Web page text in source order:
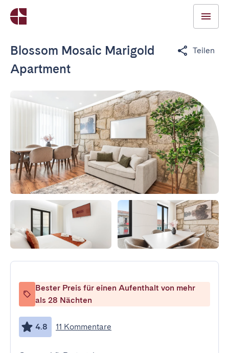
Blossom Mosaic Marigold
Apartment
Teilen
Bester Preis für einen Aufenthalt von mehr
als 28 Nächten
4.8 11 Kommentare